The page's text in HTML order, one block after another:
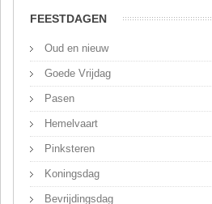
FEESTDAGEN
Oud en nieuw
Goede Vrijdag
Pasen
Hemelvaart
Pinksteren
Koningsdag
Bevrijdingsdag